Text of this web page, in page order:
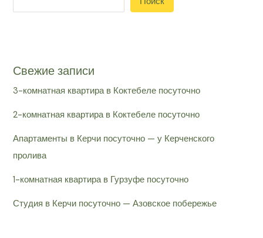
Свежие записи
3-комнатная квартира в Коктебеле посуточно
2-комнатная квартира в Коктебеле посуточно
Апартаменты в Керчи посуточно — у Керченского
пролива
1-комнатная квартира в Гурзуфе посуточно
Студия в Керчи посуточно — Азовское побережье